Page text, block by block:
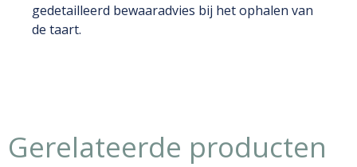
gedetailleerd bewaaradvies bij het ophalen van
de taart.
Gerelateerde producten